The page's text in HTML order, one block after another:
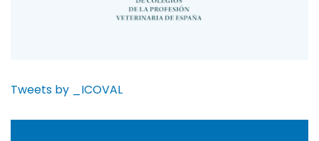
Tweets by _ICOVAL